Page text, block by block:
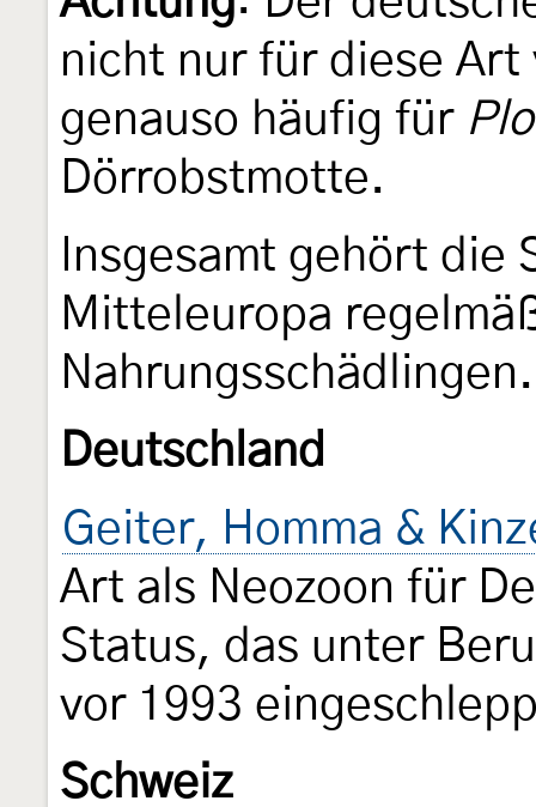
nicht nur für diese
genauso häufig für
Dörrobstmotte.
Insgesamt gehört die
Mitteleuropa
Nahrungsschädlingen.
Deutschland
Geiter, Homma &
Art als Neozoon für
Status, das unter
vor 1993
Schweiz